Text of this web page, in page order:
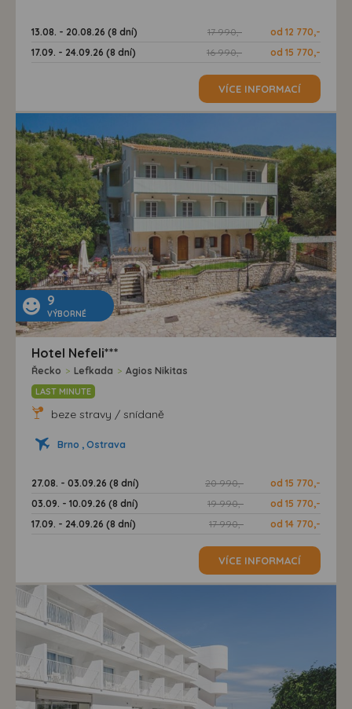
13.08. - 20.08.26 (8 dní) 17 990,-
od 12 770,-
17.09. - 24.09.26 (8 dní)
16 990,- od 15 770,-
VÍCE INFORMACÍ
9
VÝBORNÉ
Hotel Nefeli***
Řecko > Lefkada > Agios Nikitas
LAST MINUTE
beze stravy / snídaně
Brno , Ostrava
27.08. - 03.09.26 (8 dní) 20 990,-
od 15 770,-
03.09. - 10.09.26 (8 dní)
19 990,-
od 15 770,-
17.09. - 24.09.26 (8 dní)
17 990,- od 14 770,-
VÍCE INFORMACÍ